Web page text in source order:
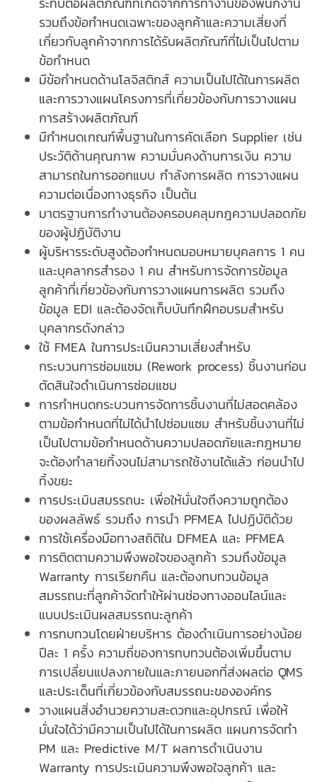
รวมถึงข้อกำหนดเฉพาะของลูกค้าและความเสี่ยงที่
เกี่ยวกับลูกค้าจากการได้รับผลิตภัณฑ์ที่ไม่เป็นไปตาม
ข้อกำหนด
มีข้อกำหนดด้านโลจิสติกส์ ความเป็นไปได้ในการผลิต
และการวางแผนโครงการที่เกี่ยวข้องกับการวางแผน
การสร้างผลิตภัณฑ์
มีกำหนดเกณฑ์พื้นฐานในการคัดเลือก Supplier เช่น
ประวัติด้านคุณภาพ ความมั่นคงด้านการเงิน ความ
สามารถในการออกแบบ กำลังการผลิต การวางแผน
ความต่อเนื่องทางธุรกิจ เป็นต้น
มาตรฐานการทำงานต้องครอบคลุมกฎความปลอดภัย
ของผู้ปฏิบัติงาน
ผู้บริหารระดับสูงต้องกำหนดมอบหมายบุคลการ 1 คน
และบุคลากรสำรอง 1 คน สำหรับการจัดการข้อมูล
ลูกค้าที่เกี่ยวข้องกับการวางแผนการผลิต รวมถึง
ข้อมูล EDI และต้องจัดเก็บบันทึกฝึกอบรมสำหรับ
บุคลากรดังกล่าว
ใช้ FMEA ในการประเมินความเสี่ยงสำหรับ
กระบวนการซ่อมแซม (Rework process) ชิ้นงานก่อน
ตัดสินใจดำเนินการซ่อมแซม
การกำหนดกระบวนการจัดการชิ้นงานที่ไม่สอดคล้อง
ตามข้อกำหนดที่ไม่ได้นำไปซ่อมแซม สำหรับชิ้นงานที่ไม่
เป็นไปตามข้อกำหนดด้านความปลอดภัยและกฎหมาย
จะต้องทำลายทิ้งจนไม่สามารถใช้งานได้แล้ว ก่อนนำไป
ทิ้งขยะ
การประเมินสมรรถนะ เพื่อให้มั่นใจถึงความถูกต้อง
ของผลลัพธ์ รวมถึง การนำ PFMEA ไปปฏิบัติด้วย
การใช้เครื่องมือทางสถิติใน DFMEA และ PFMEA
การติดตามความพึงพอใจของลูกค้า รวมถึงข้อมูล
Warranty การเรียกคืน และต้องทบทวนข้อมูล
สมรรถนะที่ลูกค้าจัดทำให้ผ่านช่องทางออนไลน์และ
แบบประเมินผลสมรรถนะลูกค้า
การทบทวนโดยฝ่ายบริหาร ต้องดำเนินการอย่างน้อย
ปีละ 1 ครั้ง ความถี่ของการทบทวนต้องเพิ่มขึ้นตาม
การเปลี่ยนแปลงภายในและภายนอกที่ส่งผลต่อ QMS
และประเด็นที่เกี่ยวข้องกับสมรรถนะขององค์กร
วางแผนสิ่งอำนวยความสะดวกและอุปกรณ์ เพื่อให้
มั่นใจได้ว่ามีความเป็นไปได้ในการผลิต แผนการจัดทำ
PM และ Predictive M/T ผลการดำเนินงาน
Warranty การประเมินความพึงพอใจลูกค้า และ